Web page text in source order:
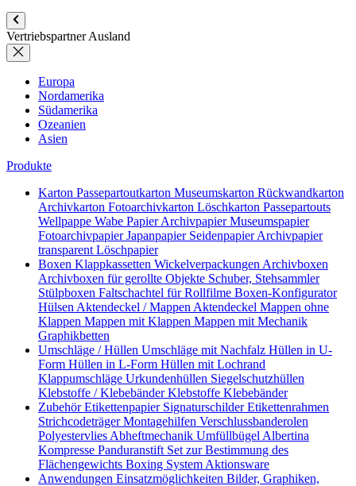
Vertriebspartner Ausland
Europa
Nordamerika
Südamerika
Ozeanien
Asien
Produkte
Karton Passepartoutkarton Museumskarton Rückwandkarton
Archivkarton Fotoarchivkarton Löschkarton Passepartouts
Wellpappe Wabe PapierArchivpapierMuseumspapier
FotoarchivpapierJapanpapier SeidenpapierArchivpapier
transparent Löschpapier
Boxen Klappkassetten Wickelverpackungen Archivboxen
Archivboxen für gerollte Objekte Schuber, Stehsammler
Stülpboxen Faltschachtel für Rollfilme Boxen-Konfigurator
Hülsen Aktendeckel / Mappen Aktendeckel Mappen ohne
Klappen Mappen mit Klappen Mappen mit Mechanik
Graphikbetten
Umschläge / Hüllen Umschläge mit Nachfalz Hüllen in U-
Form Hüllen in L-Form Hüllen mit Lochrand
Klappumschläge Urkundenhüllen Siegelschutzhüllen
Klebstoffe / KlebebänderKlebstoffe Klebebänder
ZubehörEtikettenpapier SignaturschilderEtikettenrahmen
StrichcodeträgerMontagehilfen Verschlussbanderolen
Polyestervlies Abheftmechanik Umfüllbügel Albertina
Kompresse Panduranstift Set zur Bestimmung des
Flächengewichts Boxing System Aktionsware
Anwendungen Einsatzmöglichkeiten Bilder, Graphiken,